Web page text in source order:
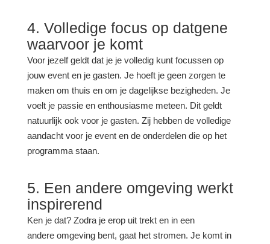
4. Volledige focus op datgene
waarvoor je komt
Voor jezelf geldt dat je je volledig kunt focussen op
jouw event en je gasten. Je hoeft je geen zorgen te
maken om thuis en om je dagelijkse bezigheden. Je
voelt je passie en enthousiasme meteen. Dit geldt
natuurlijk ook voor je gasten. Zij hebben de volledige
aandacht voor je event en de onderdelen die op het
programma staan.
5. Een andere omgeving werkt
inspirerend
Ken je dat? Zodra je erop uit trekt en in een
andere omgeving bent, gaat het stromen. Je komt in